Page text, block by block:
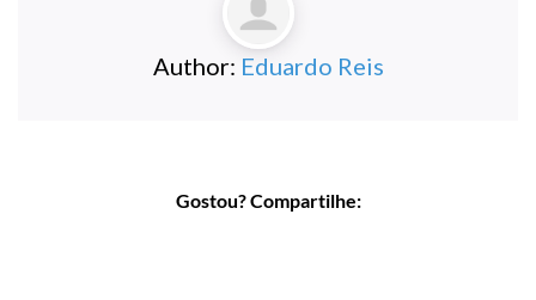
Author: Eduardo Reis
Gostou? Compartilhe: